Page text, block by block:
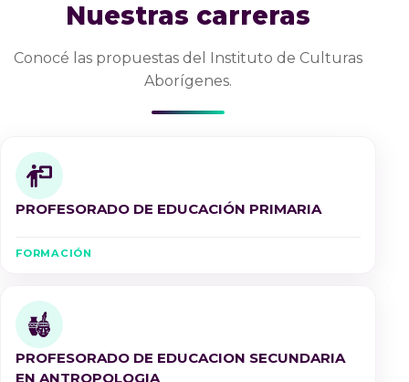
Nuestras carreras
Conocé las propuestas del Instituto de Culturas
Aborígenes.
PROFESORADO DE EDUCACIÓN PRIMARIA
FORMACIÓN
PROFESORADO DE EDUCACION SECUNDARIA
EN ANTROPOLOGIA